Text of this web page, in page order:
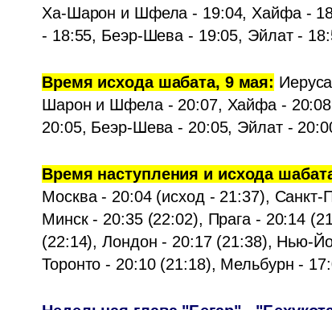
Ха-Шарон и Шфела - 19:04, Хайфа -
- 18:55, Беэр-Шева - 19:05, Эйлат -
Время исхода шабата, 9 мая:
Шарон и Шфела - 20:07, Хайфа -
20:05, Беэр-Шева - 20:05, Эйлат -
Время наступления и исхода
Москва - 20:04 (исход - 21:37), Санкт-
Минск - 20:35 (22:02), Прага - 20:14
(22:14), Лондон - 20:17 (21:38), Нью-
Торонто - 20:10 (21:18), Мельбурн -